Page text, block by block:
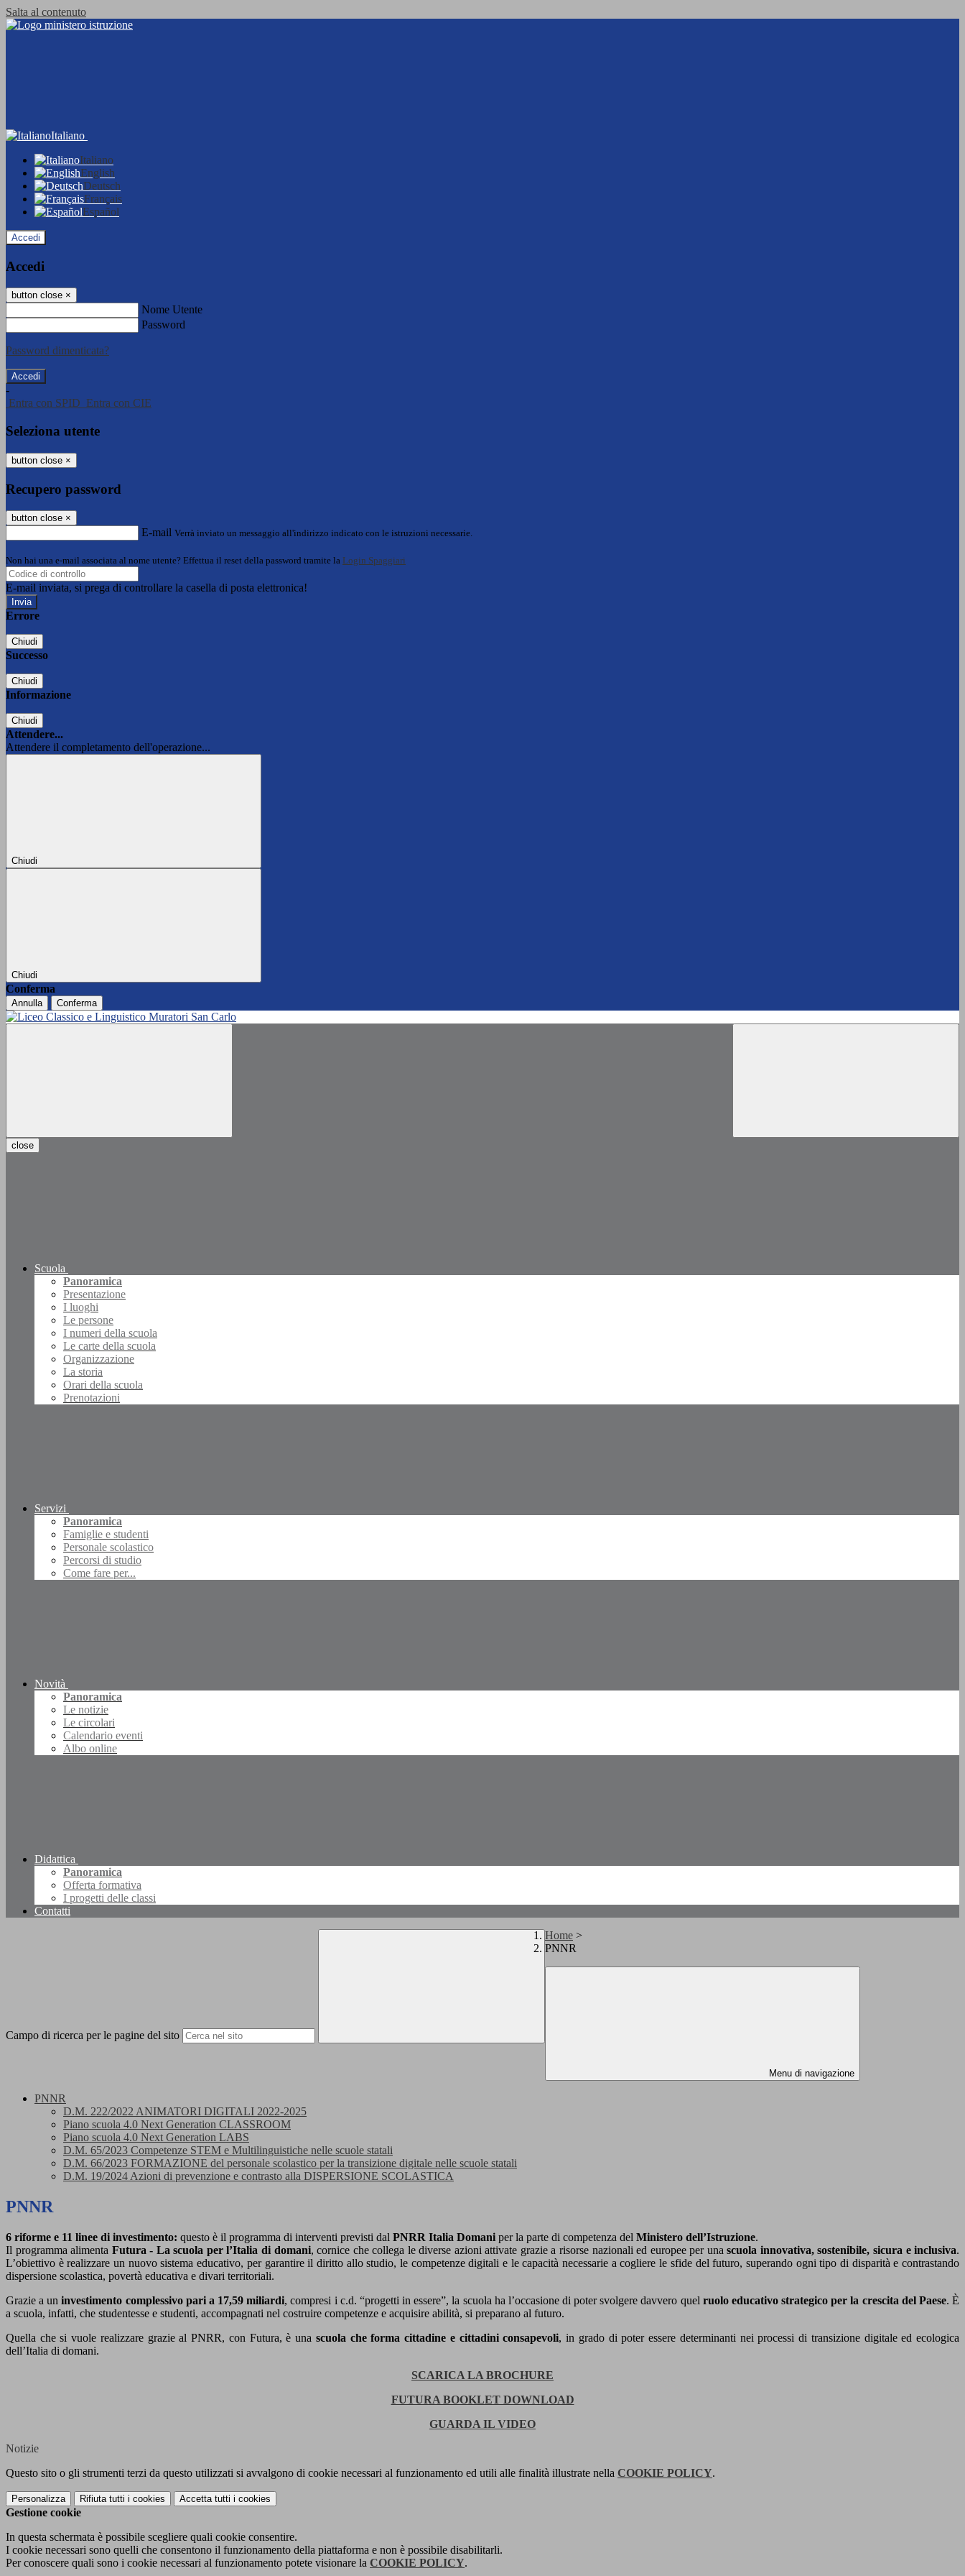
Salta al contenuto
Italiano
Italiano
English
Deutsch
Français
Español
Accedi
Accedi
button close ×
Nome Utente
Password
Password dimenticata?
-
Entra con SPID Entra con CIE
Seleziona utente
button close ×
Recupero password
button close ×
E-mail Verrà inviato un messaggio all'indirizzo indicato con le istruzioni necessarie.
Non hai una e-mail associata al nome utente? Effettua il reset della password tramite la Login Spaggiari
E-mail inviata, si prega di controllare la casella di posta elettronica!
Errore
Chiudi
Successo
Chiudi
Informazione
Chiudi
Attendere...
Attendere il completamento dell'operazione...
Chiudi
Chiudi
Conferma
Annulla Conferma
close
Scuola
Panoramica
Presentazione
I luoghi
Le persone
I numeri della scuola
Le carte della scuola
Organizzazione
La storia
Orari della scuola
Prenotazioni
Servizi
Panoramica
Famiglie e studenti
Personale scolastico
Percorsi di studio
Come fare per...
Novità
Panoramica
Le notizie
Le circolari
Calendario eventi
Albo online
Didattica
Panoramica
Offerta formativa
I progetti delle classi
Contatti
Campo di ricerca per le pagine del sito
Home >
PNNR
Menu di navigazione
PNNR
D.M. 222/2022 ANIMATORI DIGITALI 2022-2025
Piano scuola 4.0 Next Generation CLASSROOM
Piano scuola 4.0 Next Generation LABS
D.M. 65/2023 Competenze STEM e Multilinguistiche nelle scuole statali
D.M. 66/2023 FORMAZIONE del personale scolastico per la transizione digitale nelle scuole statali
D.M. 19/2024 Azioni di prevenzione e contrasto alla DISPERSIONE SCOLASTICA
PNNR
6 riforme e 11 linee di investimento: questo è il programma di interventi previsti dal PNRR Italia Domani per la parte di competenza del Ministero dell’Istruzione.
Il programma alimenta Futura - La scuola per l’Italia di domani, cornice che collega le diverse azioni attivate grazie a risorse nazionali ed europee per una scuola innovativa, sostenibile, sicura e inclusiva.
L’obiettivo è realizzare un nuovo sistema educativo, per garantire il diritto allo studio, le competenze digitali e le capacità necessarie a cogliere le sfide del futuro, superando ogni tipo di disparità e contrastando
dispersione scolastica, povertà educativa e divari territoriali.
Grazie a un investimento complessivo pari a 17,59 miliardi, compresi i c.d. “progetti in essere”, la scuola ha l’occasione di poter svolgere davvero quel ruolo educativo strategico per la crescita del Paese. È
a scuola, infatti, che studentesse e studenti, accompagnati nel costruire competenze e acquisire abilità, si preparano al futuro.
Quella che si vuole realizzare grazie al PNRR, con Futura, è una scuola che forma cittadine e cittadini consapevoli, in grado di poter essere determinanti nei processi di transizione digitale ed ecologica
dell’Italia di domani.
SCARICA LA BROCHURE
FUTURA BOOKLET DOWNLOAD
GUARDA IL VIDEO
Notizie
Questo sito o gli strumenti terzi da questo utilizzati si avvalgono di cookie necessari al funzionamento ed utili alle finalità illustrate nella COOKIE POLICY.
Personalizza Rifiuta tutti i cookies Accetta tutti i cookies
Gestione cookie
In questa schermata è possibile scegliere quali cookie consentire.
I cookie necessari sono quelli che consentono il funzionamento della piattaforma e non è possibile disabilitarli.
Per conoscere quali sono i cookie necessari al funzionamento potete visionare la COOKIE POLICY.